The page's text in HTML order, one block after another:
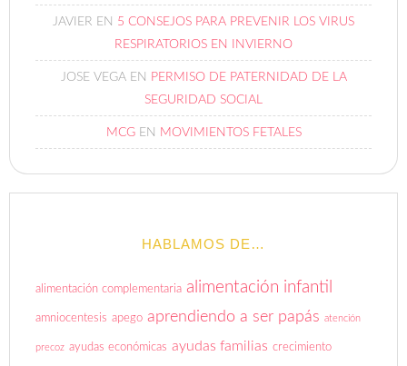
JAVIER EN 5 CONSEJOS PARA PREVENIR LOS VIRUS
RESPIRATORIOS EN INVIERNO
JOSE VEGAEN PERMISO DE PATERNIDAD DE LA
SEGURIDAD SOCIAL
MCGEN MOVIMIENTOS FETALES
HABLAMOS DE…
alimentación complementaria alimentación infantil
amniocentesis apego aprendiendo a ser papás atención
precoz ayudas económicas ayudas familias crecimiento